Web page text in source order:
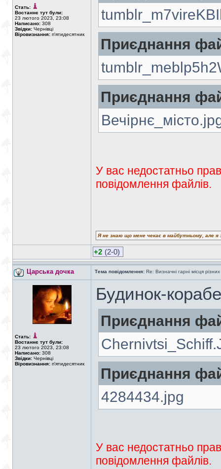
Стать:
Востаннє тут були:
23 лютого 2023, 23:08
Написано: 308
Звідки: Чернівці
Віровизнання: п'ятидесятник
Приєднання
Приєднання
У вас недостатньо
повідомлення файлів.
Я не знаю що мене чекає в майбутньому, але
+2 (2-0)
Царська дочка Тема повідомлення: Re: Визначні гарні місця
Стать:
Востаннє тут були:
23 лютого 2023, 23:08
Написано: 308
Звідки: Чернівці
Віровизнання: п'ятидесятник
Будинок-
Приєднання
Приєднання
4284434.jpg
У вас недостатньо
повідомлення файлів.